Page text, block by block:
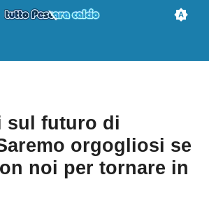
sul futuro di
orgogliosi se
noi per tornare in